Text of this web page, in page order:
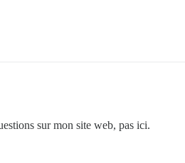
sur mon site web, pas ici.